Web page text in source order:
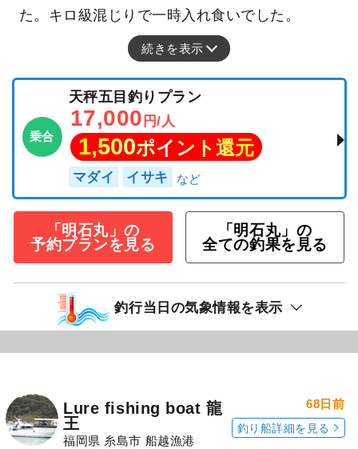
た。キロ級混じりで一時入れ食いでした。
続きを表示
乗合
天秤五目釣りプラン
17,000 円/人
1,500ポイント還元
マダイ イサキ
「明石丸」の
予約プランを見る
「明石丸」の
全ての釣果を見る
釣行当日の気象情報を表示
Lure fishing boat 龍
王
福岡県 糸島市 船越漁港
68日前
釣り船詳細を見る